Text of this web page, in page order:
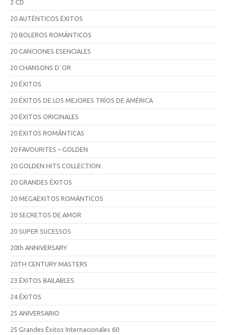
2 CD
20 AUTÉNTICOS ÉXITOS
20 BOLEROS ROMÁNTICOS
20 CANCIONES ESENCIALES
20 CHANSONS D´OR
20 ÉXITOS
20 ÉXITOS DE LOS MEJORES TRÍOS DE AMÉRICA
20 ÉXITOS ORIGINALES
20 ÉXITOS ROMÁNTICAS
20 FAVOURITES – GOLDEN
20 GOLDEN HITS COLLECTION
20 GRANDES ÉXITOS
20 MEGAEXITOS ROMÁNTICOS
20 SECRETOS DE AMOR
20 SUPER SUCESSOS
20th ANNIVERSARY
20TH CENTURY MASTERS
23 ÉXITOS BAILABLES
24 ÉXITOS
25 ANIVERSARIO
25 Grandes Éxitos Internacionales 60